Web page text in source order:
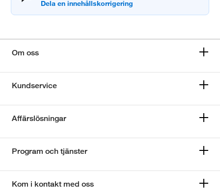
Om oss
Kundservice
Affärslösningar
Program och tjänster
Kom i kontakt med oss